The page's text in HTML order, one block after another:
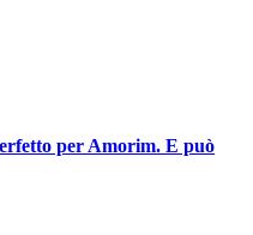
per Amorim. E può